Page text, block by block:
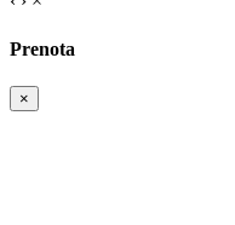
Prenota
×